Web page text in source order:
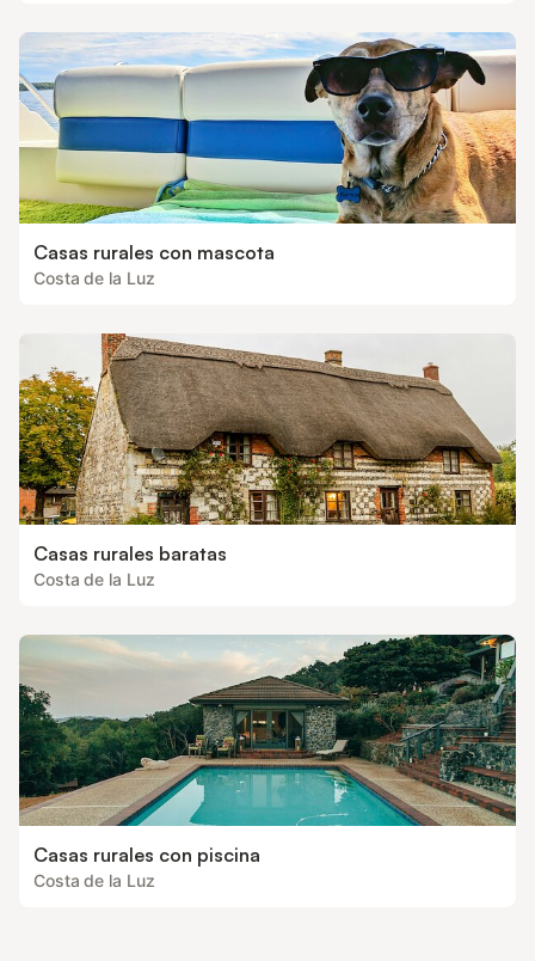
Casas rurales con mascota
Costa de la Luz
Casas rurales baratas
Costa de la Luz
Casas rurales con piscina
Costa de la Luz